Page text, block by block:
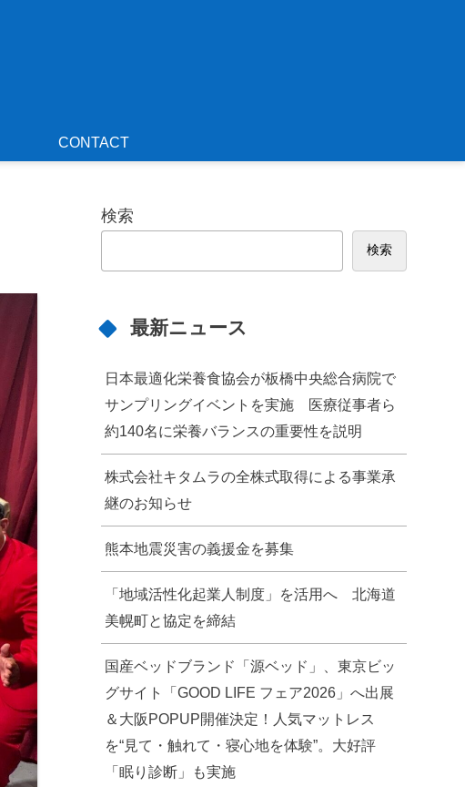
CONTACT
検索
検索
最新ニュース
日本最適化栄養食協会が板橋中央総合病院で
サンプリングイベントを実施 医療従事者ら
約140名に栄養バランスの重要性を説明
株式会社キタムラの全株式取得による事業承
継のお知らせ
熊本地震災害の義援金を募集
「地域活性化起業人制度」を活用へ 北海道
美幌町と協定を締結
国産ベッドブランド「源ベッド」、東京ビッ
グサイト「GOOD LIFE フェア2026」へ出展
＆大阪POPUP開催決定！人気マットレス
を“見て・触れて・寝心地を体験”。大好評
「眠り診断」も実施